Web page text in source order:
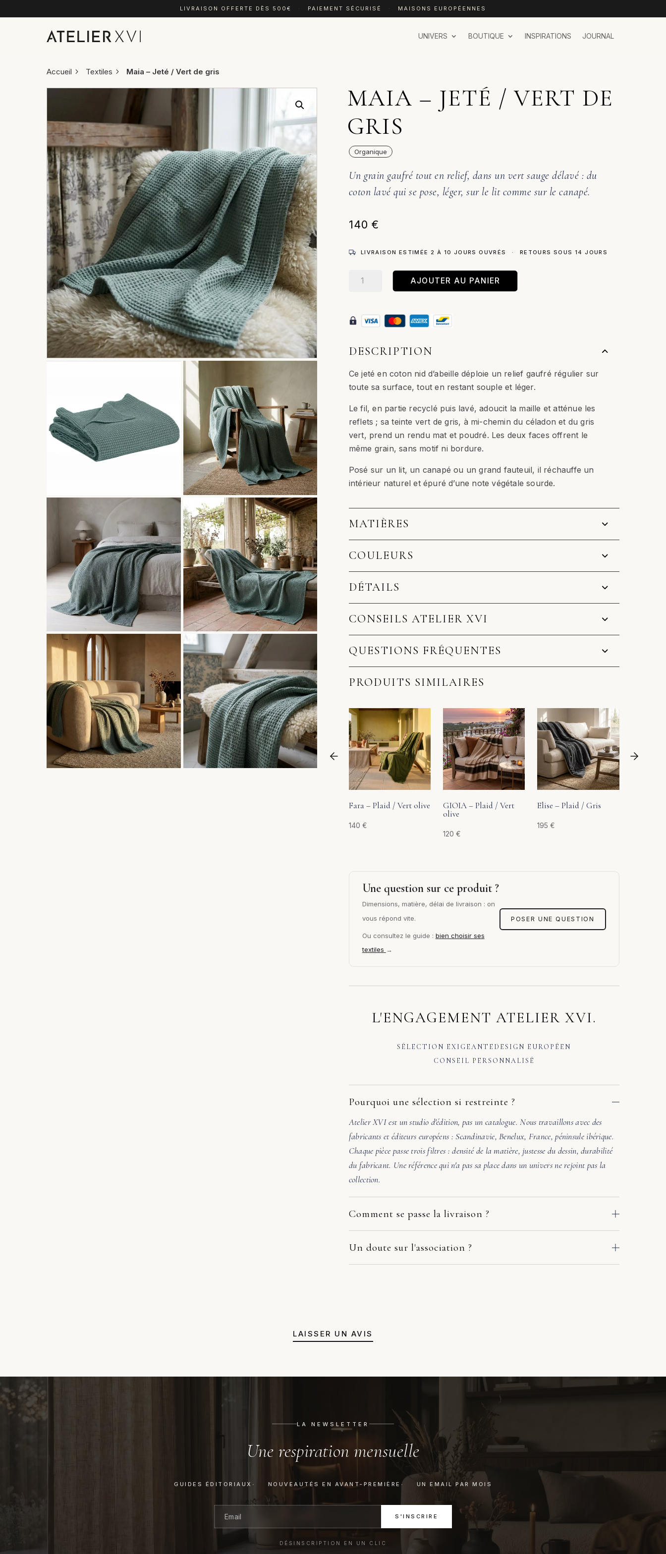
LIVRAISON OFFERTE DÈS 500€ · PAIEMENT SÉCURISÉ · MAISONS EUROPÉENNES
UNIVERS BOUTIQUE INSPIRATIONS JOURNAL
Accueil Textiles Maia – Jeté / Vert de gris
MAIA – JETÉ / VERT DE
GRIS
Organique
Un grain gaufré tout en relief, dans un vert sauge délavé : du
coton lavé qui se pose, léger, sur le lit comme sur le canapé.
140 €
LIVRAISON ESTIMÉE 2 À 10 JOURS OUVRÉS · RETOURS SOUS 14 JOURS
Jeté
Vert
gris
AJOUTER AU PANIER
DESCRIPTION
Ce jeté en coton nid d’abeille déploie un relief gaufré régulier sur
toute sa surface, tout en restant souple et léger.
Le fil, en partie recyclé puis lavé, adoucit la maille et atténue les
reflets ; sa teinte vert de gris, à mi-chemin du céladon et du gris
vert, prend un rendu mat et poudré. Les deux faces offrent le
même grain, sans motif ni bordure.
Posé sur un lit, un canapé ou un grand fauteuil, il réchauffe un
intérieur naturel et épuré d’une note végétale sourde.
MATIÈRES
COULEURS
DÉTAILS
CONSEILS ATELIER XVI
QUESTIONS FRÉQUENTES
PRODUITS SIMILAIRES
Fara – Plaid / Vert olive
140 €
GIOIA – Plaid / Vert
olive
120€
Elise – Plaid / Gris
195€
195
Une question sur ce produit ?
Dimensions, matière, délai de livraison : on
vous répond vite.
Ou consultez le guide : bien choisir ses
textiles →
POSER UNE QUESTION
L'ENGAGEMENT ATELIER XVI.
SÉLECTION EXIGEANTE DESIGN EUROPÉEN
CONSEIL PERSONNALISÉ
Pourquoi une sélection si restreinte ?
Atelier XVI est un studio d'édition, pas un catalogue. Nous travaillons avec des
fabricants et éditeurs européens : Scandinavie, Benelux, France, péninsule ibérique.
Chaque pièce passe trois filtres : densité de la matière, justesse du dessin, durabilité
du fabricant. Une référence qui n'a pas sa place dans un univers ne rejoint pas la
collection.
Comment se passe la livraison ?
dépend du fabricant et de votre adresse : comptez en général 2 à 10 jours ouvrés. Si
Un doute sur l'association ?
LAISSER UN AVIS
LA NEWSLETTER
Une respiration mensuelle
GUIDES ÉDITORIAUX NOUVEAUTÉS EN AVANT-PREMIÈRE UN EMAIL PAR MOIS
S'INSCRIRE
DÉSINSCRIPTION EN UN CLIC